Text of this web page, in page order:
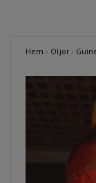
Hem › Oljor ›